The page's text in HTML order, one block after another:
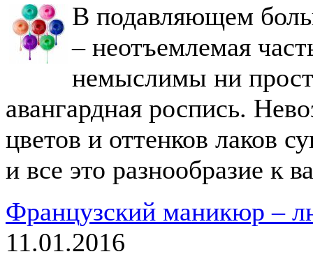
В подавляющем
– неотъемлемая
немыслимы ни
авангардная роспись.
цветов и оттенков лаков
и все это разнообразие к
Французский маникюр –
11.01.2016